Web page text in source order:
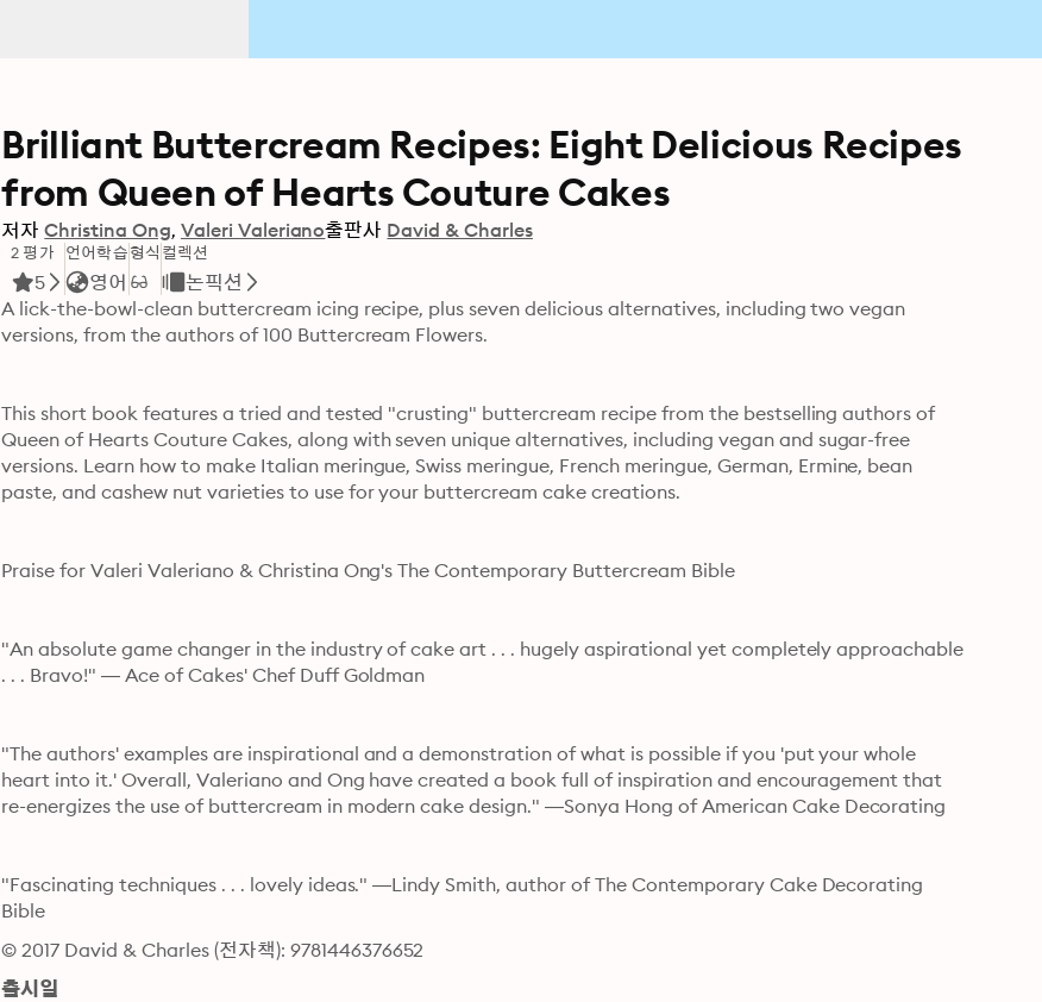
Brilliant Buttercream Recipes: Eight Delicious Recipes
from Queen of Hearts Couture Cakes
저자 Christina Ong Valeri Valeriano출판사 David & Charles
2 평가
5
언어학습
영어
형식 컬렉션
논픽션
A lick-the-bowl-clean buttercream icing recipe, plus seven delicious alternatives, including two vegan
versions, from the authors of 100 Buttercream Flowers.
This short book features a tried and tested "crusting" buttercream recipe from the bestselling authors of
Queen of Hearts Couture Cakes, along with seven unique alternatives, including vegan and sugar-free
versions. Learn how to make Italian meringue, Swiss meringue, French meringue, German, Ermine, bean
paste, and cashew nut varieties to use for your buttercream cake creations.
Praise for Valeri Valeriano & Christina Ong's The Contemporary Buttercream Bible
"An absolute game changer in the industry of cake art . . . hugely aspirational yet completely approachable
. . . Bravo!" — Ace of Cakes' Chef Duff Goldman
"The authors' examples are inspirational and a demonstration of what is possible if you 'put your whole
heart into it.' Overall, Valeriano and Ong have created a book full of inspiration and encouragement that
re-energizes the use of buttercream in modern cake design." —Sonya Hong of American Cake Decorating
"Fascinating techniques . . . lovely ideas." —Lindy Smith, author of The Contemporary Cake Decorating
Bible
© 2017 David & Charles (전자책): 9781446376652
출시일